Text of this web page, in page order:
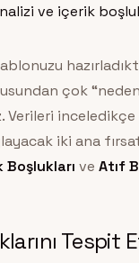
çok
Verileri
iki ana
Boşlukları ve Atıf
Tespit